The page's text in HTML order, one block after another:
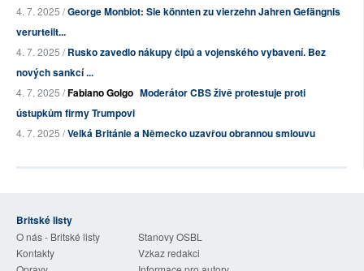
4. 7. 2025 /George Monbiot: Sie könnten zu vierzehn Jahren Gefängnis
verurteilt...
4. 7. 2025 /Rusko zavedlo nákupy čipů a vojenského vybavení. Bez
nových sankcí ...
4. 7. 2025 /Fabiano Golgo Moderátor CBS živě protestuje proti
ústupkům firmy Trumpovi
4. 7. 2025 /Velká Británie a Německo uzavřou obrannou smlouvu
Britské listy
O nás - Britské listy
Stanovy OSBL
Kontakty
Vzkaz redakci